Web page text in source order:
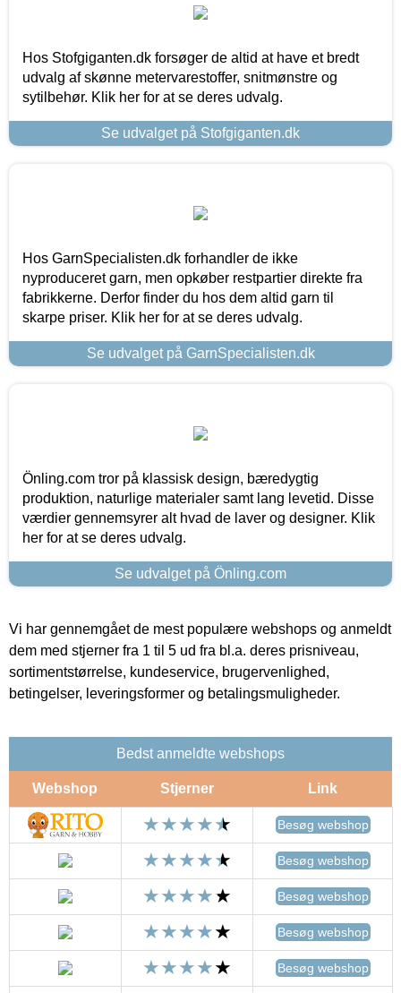
Hos Stofgiganten.dk forsøger de altid at have et bredt
udvalg af skønne metervarestoffer, snitmønstre og
sytilbehør. Klik her for at se deres udvalg.
Se udvalget på Stofgiganten.dk
Hos GarnSpecialisten.dk forhandler de ikke
nyproduceret garn, men opkøber restpartier direkte fra
fabrikkerne. Derfor finder du hos dem altid garn til
skarpe priser. Klik her for at se deres udvalg.
Se udvalget på GarnSpecialisten.dk
Önling.com tror på klassisk design, bæredygtig
produktion, naturlige materialer samt lang levetid. Disse
værdier gennemsyrer alt hvad de laver og designer. Klik
her for at se deres udvalg.
Se udvalget på Önling.com
Vi har gennemgået de mest populære webshops og anmeldt
dem med stjerner fra 1 til 5 ud fra bl.a. deres prisniveau,
sortimentstørrelse, kundeservice, brugervenlighed,
betingelser, leveringsformer og betalingsmuligheder.
Bedst anmeldte webshops
Webshop Stjerner Link
Besøg webshop
Besøg webshop
Besøg webshop
Besøg webshop
Besøg webshop